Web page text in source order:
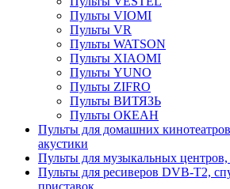
Пульты VIOMI
Пульты VR
Пульты WATSON
Пульты XIAOMI
Пульты YUNO
Пульты ZIFRO
Пульты ВИТЯЗЬ
Пульты ОКЕАН
Пульты для домашних
акустики
Пульты для музыкальных
Пульты для ресиверов DVB-T2,
приставок